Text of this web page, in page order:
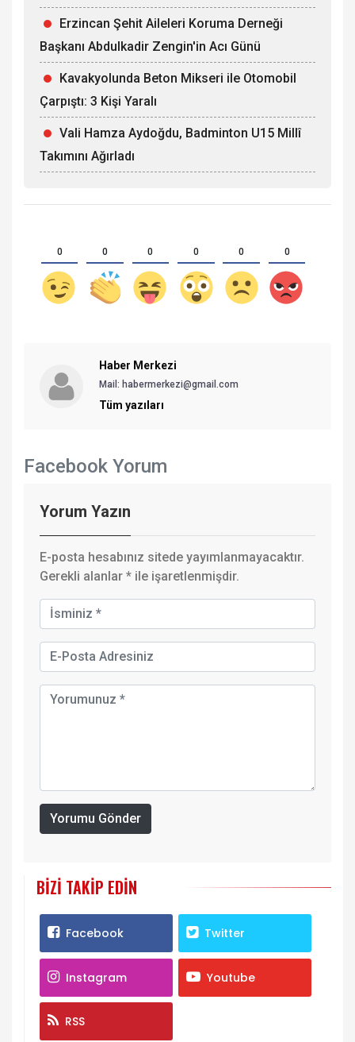
Erzincan Şehit Aileleri Koruma Derneği
Başkanı Abdulkadir Zengin'in Acı Günü
Kavakyolunda Beton Mikseri ile Otomobil
Çarpıştı: 3 Kişi Yaralı
Vali Hamza Aydoğdu, Badminton U15 Millî
Takımını Ağırladı
0 0 0 0 0 0
Haber Merkezi
Mail: habermerkezi@gmail.com
Tüm yazıları
Facebook Yorum
Yorum Yazın
E-posta hesabınız sitede yayımlanmayacaktır.
Gerekli alanlar * ile işaretlenmişdir.
Yorumu Gönder
BIZI TAKIP EDIN
Facebook Twitter
Instagram Youtube
RSS